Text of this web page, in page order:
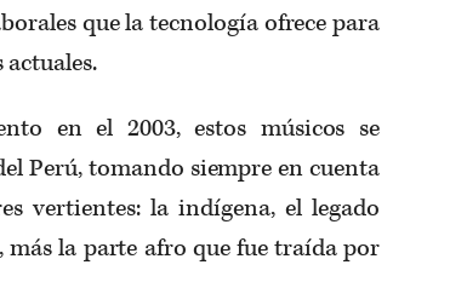
que la tecnología ofrece para
en el 2003, estos músicos se
Perú, tomando siempre en cuenta
vertientes: la indígena, el legado
más la parte afro que fue traída por